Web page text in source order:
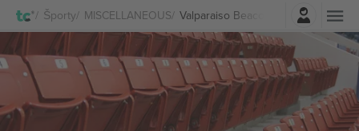
Športy MISCELLANEOUS Valparaiso Beacons Baseball lístkov
Prihlásenie